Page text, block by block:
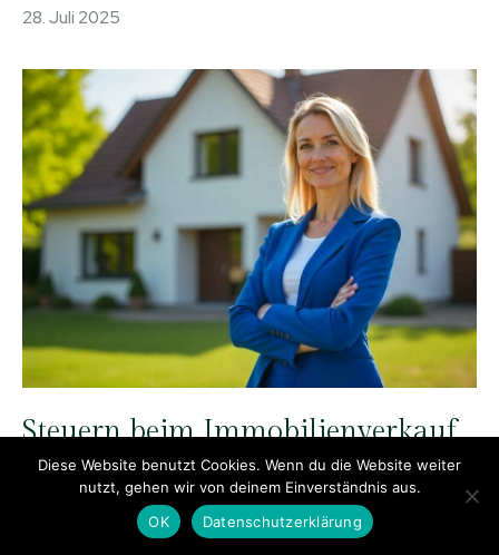
28. Juli 2025
Steuern beim Immobilienverkauf
in Potsdam – Was Sie wissen
sollten
Diese Website benutzt Cookies. Wenn du die Website weiter
nutzt, gehen wir von deinem Einverständnis aus.
OK
Datenschutzerklärung